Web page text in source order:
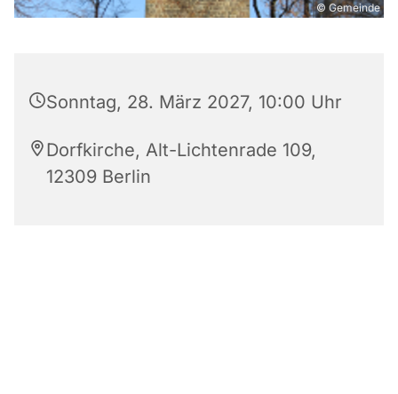
© Gemeinde
Sonntag, 28. März 2027, 10:00 Uhr
Dorfkirche, Alt-Lichtenrade 109,
12309 Berlin